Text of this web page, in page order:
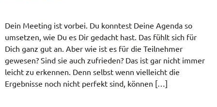
Dein Meeting ist vorbei. Du konntest Deine Agenda so
umsetzen, wie Du es Dir gedacht hast. Das fühlt sich für
Dich ganz gut an. Aber wie ist es für die Teilnehmer
gewesen? Sind sie auch zufrieden? Das ist gar nicht immer
leicht zu erkennen. Denn selbst wenn vielleicht die
Ergebnisse noch nicht perfekt sind, können […]